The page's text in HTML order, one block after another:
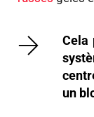
Cela
un